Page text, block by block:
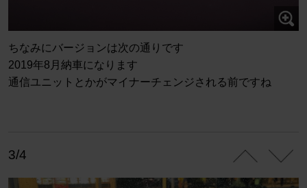
ちなみにバージョンは次の通りです
2019年8月納車になります
通信ユニットとかがマイナーチェンジされる前ですね
3/4